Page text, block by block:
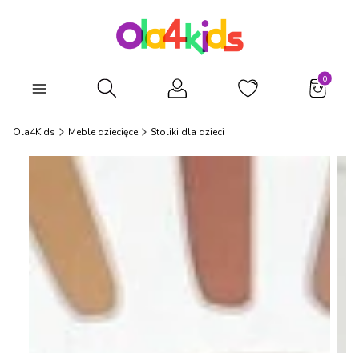
Otwórz wyszukiwarkę
Ola4Kids Meble dziecięce Stoliki dla dzieci